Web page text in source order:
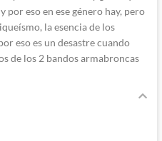
por eso en ese género hay, pero
la esencia de los
eso es un desastre cuando
de los 2 bandos armabroncas